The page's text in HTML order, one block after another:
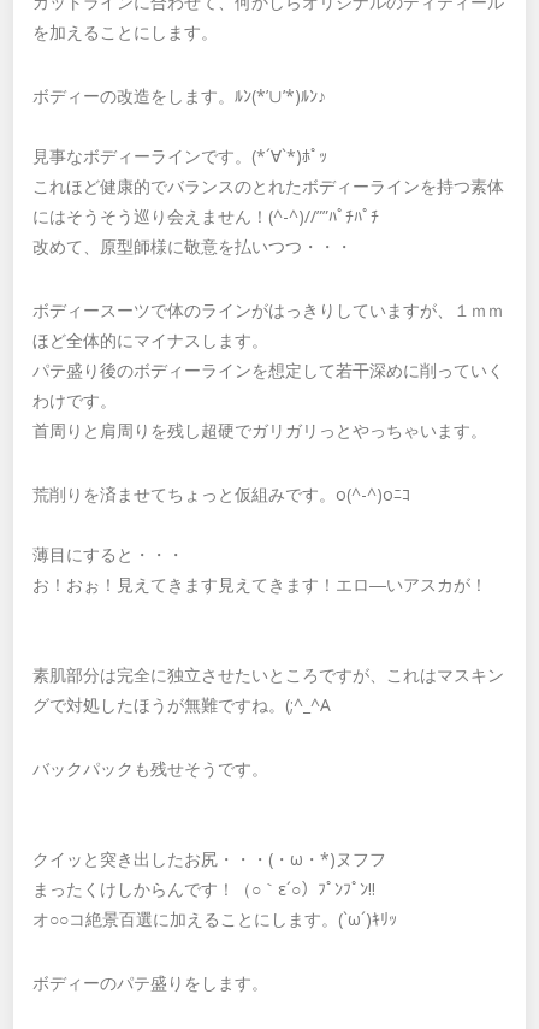
を加えることにします。
ボディーの改造をします。ﾙﾝ(*’∪’*)ﾙﾝ♪
見事なボディーラインです。(*´∀`*)ﾎﾟｯ
これほど健康的でバランスのとれたボディーラインを持つ素体
にはそうそう巡り会えません！(^-^)//””ﾊﾟﾁﾊﾟﾁ
改めて、原型師様に敬意を払いつつ・・・
ボディースーツで体のラインがはっきりしていますが、１ｍｍ
ほど全体的にマイナスします。
パテ盛り後のボディーラインを想定して若干深めに削っていく
わけです。
首周りと肩周りを残し超硬でガリガリっとやっちゃいます。
荒削りを済ませてちょっと仮組みです。o(^-^)oﾆｺ
薄目にすると・・・
お！おぉ！見えてきます見えてきます！エロ―いアスカが！
素肌部分は完全に独立させたいところですが、これはマスキン
グで対処したほうが無難ですね。(;^_^A
バックパックも残せそうです。
クイッと突き出したお尻・・・(・ω・*)ヌフフ
まったくけしからんです！（○｀ε´○）ﾌﾟﾝﾌﾟﾝ!!
オ○○コ絶景百選に加えることにします。(`ω´)ｷﾘｯ
ボディーのパテ盛りをします。